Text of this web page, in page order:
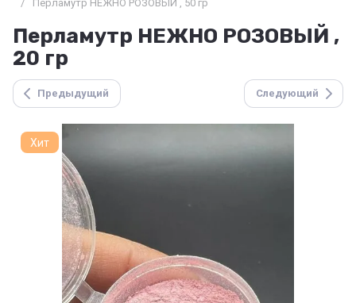
/
Перламутр НЕЖНО РОЗОВЫЙ , 50 гр
Перламутр НЕЖНО РОЗОВЫЙ ,
20 гр
Предыдущий Следующий
Хит